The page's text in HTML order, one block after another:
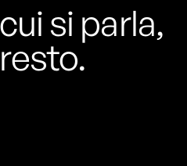
si parla,